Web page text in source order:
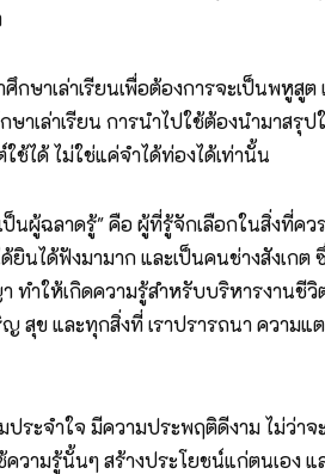
กษาเล่าเรียนเพื่อต้องการจะเป็นพหูสูต
าเล่าเรียน การนำไปใช้ต้องนำมาสรุป
ช้ได้ ไม่ใช่แค่จำได้ท่องได้เท่านั้น
นผู้ฉลาดรู้" คือ ผู้ที่รู้จักเลือกในสิ่งที่คว
ด้ยินได้ฟังมามาก และเป็นคนช่างสังเก
ทำให้เกิดความรู้สำหรับบริหารงานชี
ญ สุข และทุกสิ่งที่ เราปรารถนา ความแ
ะจำใจ มีความประพฤติดีงาม ไม่ว่าจ
ามรู้นั้นๆ สร้างประโยชน์แก่ตนเอง แ